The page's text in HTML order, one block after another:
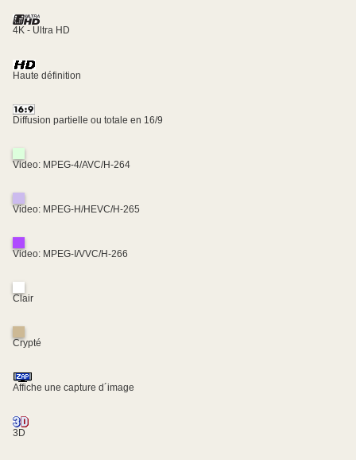
4K - Ultra HD
Haute définition
Diffusion partielle ou totale en 16/9
Video: MPEG-4/AVC/H-264
Video: MPEG-H/HEVC/H-265
Video: MPEG-I/VVC/H-266
Clair
Crypté
Affiche une capture d´image
3D